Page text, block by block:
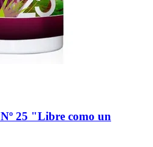
Nº 25 "Libre como un